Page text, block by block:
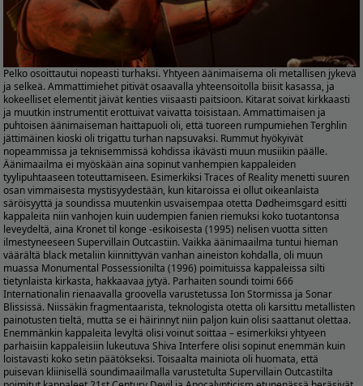
Pelko osoittautui nopeasti turhaksi. Yhtyeen äänimaisema oli metallisen jykevä
ja selkeä. Ammattimiehet pitivät osaavalla yhteensoitolla biisit kasassa, ja
kokeelliset elementit jäivät kenties viisaasti paitsioon. Kitarat soivat kirkkaasti
ja muutkin instrumentit erottuivat vaivatta toisistaan. Ammattimaisen ja
puhtoisen äänimaiseman haittapuoli oli, että tuoreen rumpumiehen Terghlin
jättimäinen kioski oli trigattu turhan napsuvaksi. Rummut hyökyivät
nopeammissa ja teknisemmissä kohdissa ikävästi muun musiikin päälle.
Äänimaailma ei myöskään aina sopinut vanhempien kappaleiden
tyylipuhtaaseen toteuttamiseen. Esimerkiksi Traces of Reality menetti suuren
osan vimmaisesta mystisyydestään, kun kitaroissa ei ollut oikeanlaista
säröisyyttä ja soundissa muutenkin usvaisempaa otetta Dødheimsgard esitti
kappaleita niin vanhojen kuin uudempien fanien riemuksi koko tuotantonsa
leveydeltä, aina Kronet til konge -esikoisesta (1995) nelisen vuotta sitten
ilmestyneeseen Supervillain Outcastiin. Vaikka äänimaailma tuntui hieman
väärältä black metaliin kiinnittyvän vanhan aineiston kohdalla, oli muun
muassa Monumental Possessionilta (1996) poimituissa kappaleissa silti
tietynlaista kirkasta, hakkaavaa jytyä. Parhaiten soundi toimi 666
Internationalin rienaavalla groovella varustetussa Ion Stormissa ja Sonar
Blississä. Niissäkin fragmentaarista, teknologista otetta oli karsittu metallisten
painotusten tieltä, mutta se ei häirinnyt niin paljon kuin olisi saattanut olettaa.
Enemmänkin kappaleita levyltä olisi voinut soittaa – esimerkiksi yhtyeen
parhaisiin kappaleisiin lukeutuva Shiva Interfere olisi sopinut enemmän kuin
loistavasti koko setin päätökseksi. Toisaalta mainiota oli huomata, että
puisevan kliinisellä soundimaailmalla varustetulta Supervillain Outcastilta